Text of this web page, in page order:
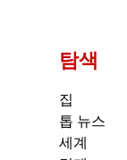
탐색
집
톱 뉴스
세계